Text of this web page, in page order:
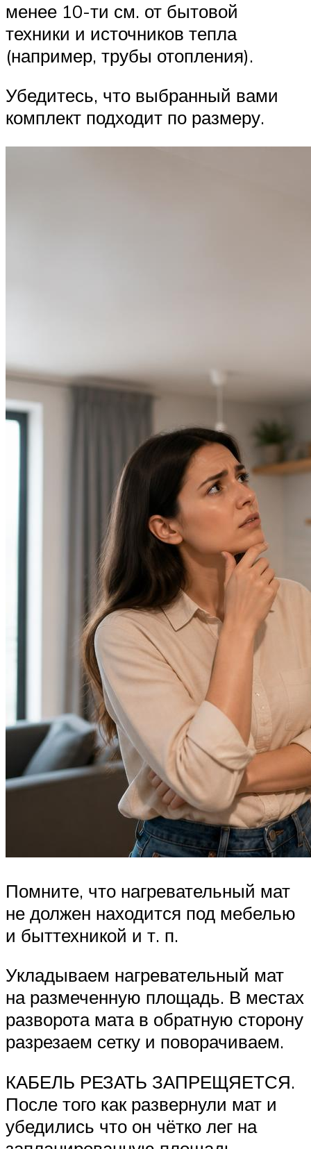
менее 10-ти см. от бытовой
техники и источников тепла
(например, трубы отопления).
Убедитесь, что выбранный вами
комплект подходит по размеру.
Помните, что нагревательный мат
не должен находится под мебелью
и быттехникой и т. п.
Укладываем нагревательный мат
на размеченную площадь. В местах
разворота мата в обратную сторону
разрезаем сетку и поворачиваем.
КАБЕЛЬ РЕЗАТЬ ЗАПРЕЩЯЕТСЯ.
После того как развернули мат и
убедились что он чётко лег на